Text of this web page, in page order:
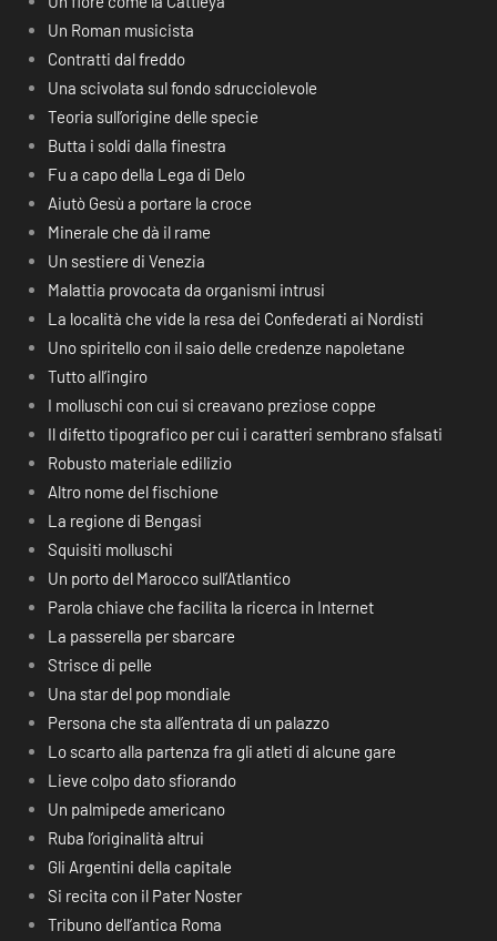
Un Roman musicista
Contratti dal freddo
Una scivolata sul fondo sdrucciolevole
Teoria sull’origine delle specie
Butta i soldi dalla finestra
Fu a capo della Lega di Delo
Aiutò Gesù a portare la croce
Minerale che dà il rame
Un sestiere di Venezia
Malattia provocata da organismi intrusi
La località che vide la resa dei Confederati ai Nordisti
Uno spiritello con il saio delle credenze napoletane
Tutto all’ingiro
I molluschi con cui si creavano preziose coppe
Il difetto tipografico per cui i caratteri sembrano sfalsati
Robusto materiale edilizio
Altro nome del fischione
La regione di Bengasi
Squisiti molluschi
Un porto del Marocco sull’Atlantico
Parola chiave che facilita la ricerca in Internet
La passerella per sbarcare
Strisce di pelle
Una star del pop mondiale
Persona che sta all’entrata di un palazzo
Lo scarto alla partenza fra gli atleti di alcune gare
Lieve colpo dato sfiorando
Un palmipede americano
Ruba l’originalità altrui
Gli Argentini della capitale
Si recita con il Pater Noster
Tribuno dell’antica Roma